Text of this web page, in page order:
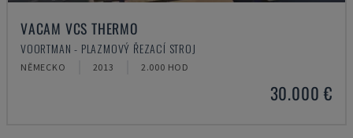
VACAM VCS THERMO
VOORTMAN - PLAZMOVÝ ŘEZACÍ STROJ
NĚMECKO 2013 2.000 HOD
30.000 €